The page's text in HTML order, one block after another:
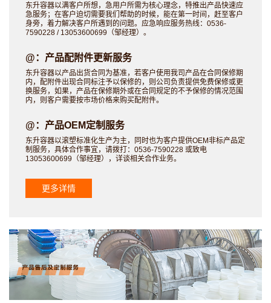
东升容器以满客户所想，急用户所需为核心理念，特推出产品快速应
急服务；在客户迫切需要我们帮助的时候，能在第一时间，赶至客户
身旁，着力解决客户所遇到的问题。应急响应服务热线：0536-
7590228 / 13053600699（邹经理）。
@：产品配附件更新服务
东升容器以产品出货合同为基准，若客户使用我司产品在合同保修期
内，配附件出现合同标注予以保修的，则公司负责提供免费保修或更
换服务，如果，产品在保修期外或在合同规定的不予保修的情况范围
内，则客户需要按市场价格来购买配附件。
@：产品OEM定制服务
东升容器以滚塑标准化生产为主，同时也为客户提供OEM非标产品定
制服务，具体合作事宜，请拨打：0536-7590228 或致电
13053600699（邹经理），详谈相关合作业务。
更多详情